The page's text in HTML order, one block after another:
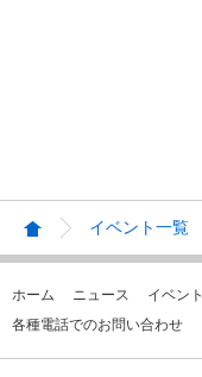
イベント一覧
ホーム ニュース イベント
各種電話でのお問い合わせ